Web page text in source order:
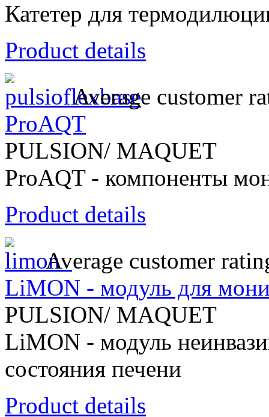
Катетер для
Product details
Average customer
ProAQT
PULSION/ MAQUET
ProAQT - компоненты
Product details
Average customer
LiMON - модуль для
PULSION/ MAQUET
LiMON - модуль
состояния печени
Product details